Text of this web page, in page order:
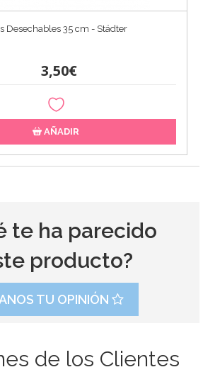
Desechables 35 cm - Städter
3,50€
AÑADIR
te ha parecido
producto?
TU OPINIÓN
de los Clientes